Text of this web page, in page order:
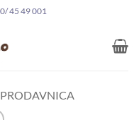
45 49 001
PRODAVNICA